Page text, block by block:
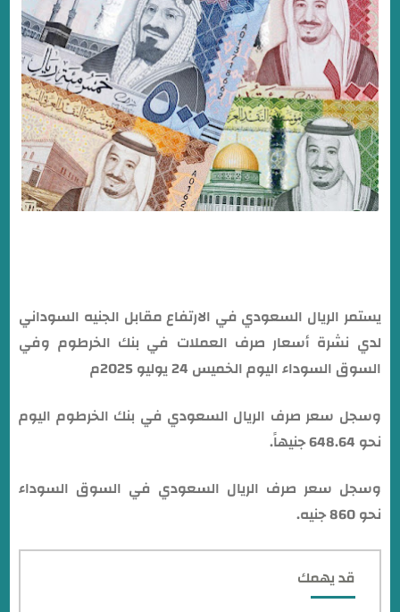
يستمر الريال السعودي في الارتفاع مقابل الجنيه السوداني
لدي نشرة أسعار صرف العملات في بنك الخرطوم وفي
السوق السوداء اليوم الخميس 24 يوليو 2025م
وسجل سعر صرف الريال السعودي في بنك الخرطوم اليوم
نحو 648.64 جنيهاً.
وسجل سعر صرف الريال السعودي في السوق السوداء
نحو 860 جنيه.
قد يهمك